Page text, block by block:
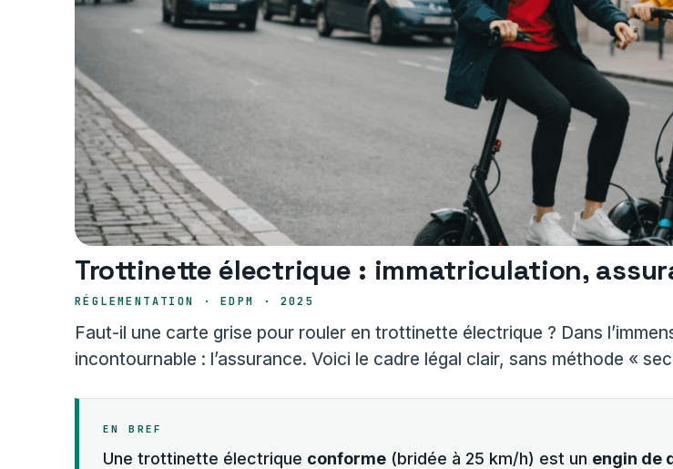
Trottinette électrique : immatriculation,
RÉGLEMENTATION · EDPM · 2025
Faut-il une carte grise pour rouler en trottinette électrique ? Dans
incontournable : l’assurance. Voici le cadre légal clair, sans méthode «
EN BREF
Une trottinette électrique conforme (bridée à 25 km/h) est un engin de